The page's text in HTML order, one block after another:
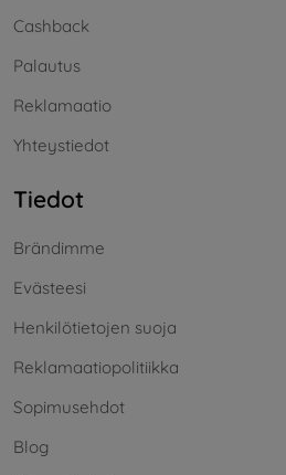
Cashback
Palautus
Reklamaatio
Yhteystiedot
Tiedot
Brändimme
Evästeesi
Henkilötietojen suoja
Reklamaatiopolitiikka
Sopimusehdot
Blog